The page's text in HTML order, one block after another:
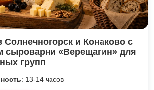
Солнечногорск и Конаково с
сыроварни «Верещагин» для
групп
: 13-14 часов